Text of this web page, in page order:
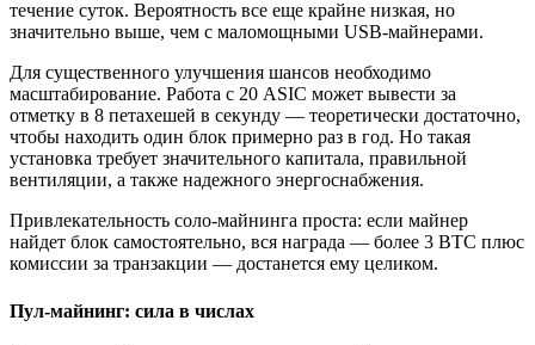
течение суток. Вероятность все еще крайне низкая, но
значительно выше, чем с маломощными USB-майнерами.
Для существенного улучшения шансов необходимо
масштабирование. Работа с 20 ASIC может вывести за
отметку в 8 петахешей в секунду — теоретически достаточно,
чтобы находить один блок примерно раз в год. Но такая
установка требует значительного капитала, правильной
вентиляции, а также надежного энергоснабжения.
Привлекательность соло-майнинга проста: если майнер
найдет блок самостоятельно, вся награда — более 3 BTC плюс
комиссии за транзакции — достанется ему целиком.
Пул-майнинг: сила в числах